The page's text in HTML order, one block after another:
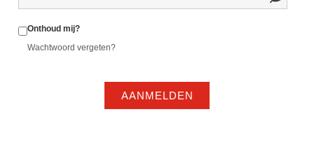
Onthoud mij?
Wachtwoord vergeten?
AANMELDEN